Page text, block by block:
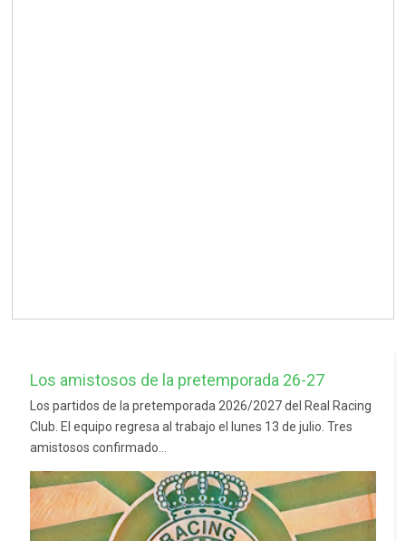
Los amistosos de la pretemporada 26-27
Los partidos de la pretemporada 2026/2027 del Real Racing
Club. El equipo regresa al trabajo el lunes 13 de julio. Tres
amistosos confirmado...